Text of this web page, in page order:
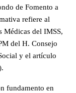
de Fomento a
refiere al
Médicas del IMSS,
del H. Consejo
y el artículo
fundamento en